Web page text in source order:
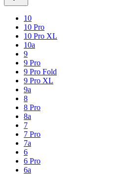
10
10 Pro
10 Pro XL
10a
9
9 Pro
9 Pro Fold
9 Pro XL
9a
8
8 Pro
8a
7
7 Pro
7a
6
6 Pro
6a